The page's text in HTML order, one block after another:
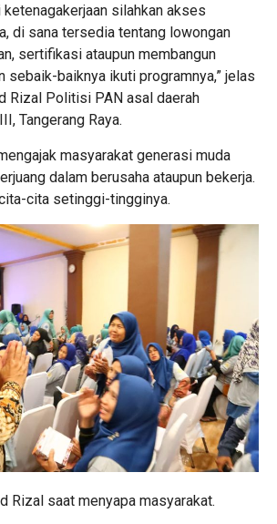
silahkan akses
di sana tersedia tentang lowongan
sertifikasi ataupun membangun
sebaik-baiknya ikuti programnya,” jelas
Rizal Politisi PAN asal daerah
Tangerang Raya.
masyarakat generasi muda
dalam berusaha ataupun bekerja.
cita setinggi-tingginya.
Rizal saat menyapa masyarakat.